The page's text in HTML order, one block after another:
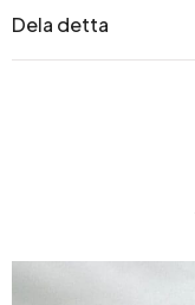
Dela detta